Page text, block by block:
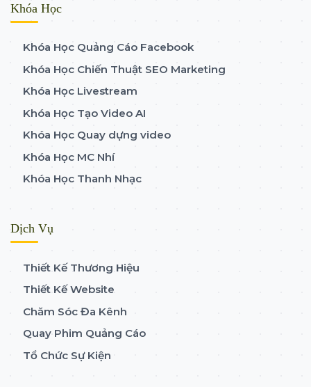
Khóa Học
Khóa Học Quảng Cáo Facebook
Khóa Học Chiến Thuật SEO Marketing
Khóa Học Livestream
Khóa Học Tạo Video AI
Khóa Học Quay dựng video
Khóa Học MC Nhí
Khóa Học Thanh Nhạc
Dịch Vụ
Thiết Kế Thương Hiệu
Thiết Kế Website
Chăm Sóc Đa Kênh
Quay Phim Quảng Cáo
Tổ Chức Sự Kiện